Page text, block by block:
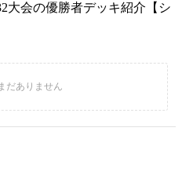
大会の優勝者デッキ紹介【シ